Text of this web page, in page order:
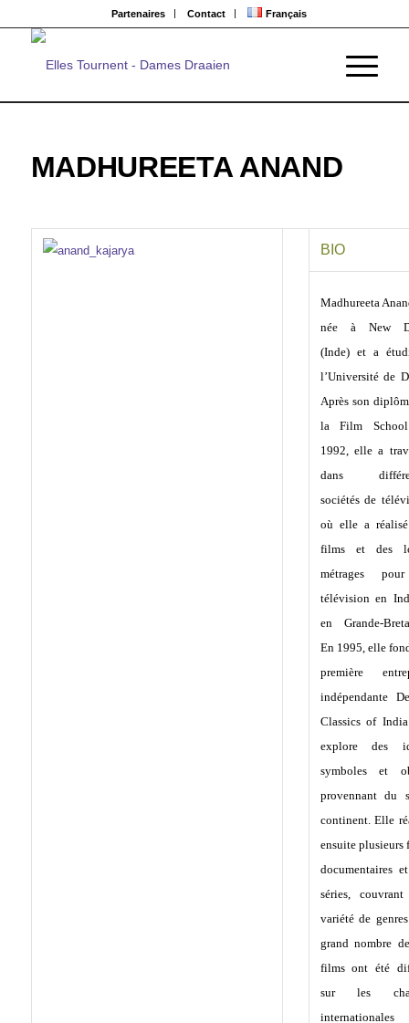
Partenaires Contact Français
MADHUREETA ANAND
BIO
Madhureeta
née à New
(Inde) et a
l’Université de
Après son
la Film
1992, elle a
dans
sociétés de
où elle a
films et des
métrages
télévision en
en Grande-
En 1995, elle
première
indépendante
Classics of
explore des
symboles et
provennant du
continent. Elle
ensuite plusieurs
documentaires
séries,
variété de
grand nombre
films ont été
sur les
internationales